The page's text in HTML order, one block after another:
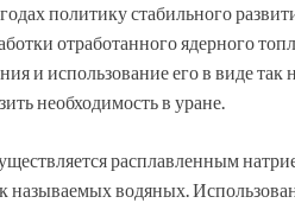
политику стабильного
отработанного ядерного
и использование его в виде
необходимость в уране.
расплавленным
называемых водяных.